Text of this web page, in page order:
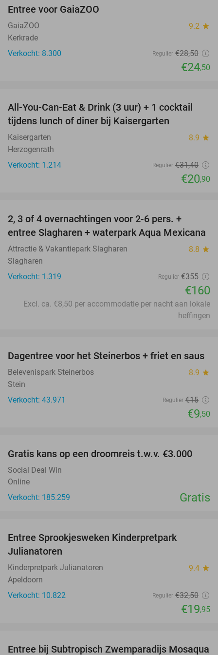
Entree voor GaiaZOO
GaiaZOO 9.2 star
Kerkrade
Verkocht: 8.300
Regulier €28,50
€24,50
33%
All-You-Can-Eat & Drink (3 uur) + 1 cocktail
tijdens lunch of diner bij Kaisergarten
Kaisergarten 8.9 star
Herzogenrath
Verkocht: 1.214
Regulier €31,40
€20,90
2, 3 of 4 overnachtingen voor 2-6 pers. +
entree Slagharen + waterpark Aqua Mexicana
Attractie & Vakantiepark Slagharen 8.8 star
Slagharen
Verkocht: 1.319
Regulier €355
€160
Excl. ca. €8,50 per accommodatie per nacht aan lokale
heffingen
37%
Dagentree voor het Steinerbos + friet en saus
Belevenispark Steinerbos 8.9 star
Stein
Verkocht: 43.971
Regulier €15
€9,50
Gratis kans op een droomreis t.w.v. €3.000
Social Deal Win
Online
Verkocht: 185.259
Gratis
Entree Sprookjesweken Kinderpretpark
Julianatoren
Kinderpretpark Julianatoren 9.4 star
Apeldoorn
Verkocht: 10.822
Regulier €32,50
€19,95
Entree bij Subtropisch Zwemparadijs Mosaqua